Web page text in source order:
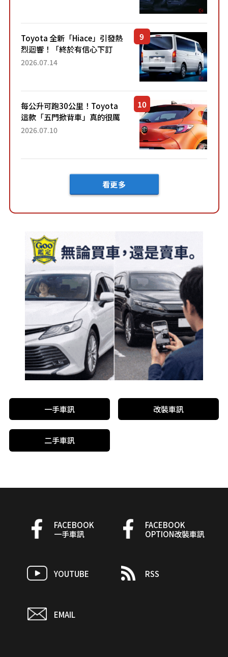
「三...
Toyota 全新「Hiace」引發熱
烈迴響！「終於有信心下訂
了！」「哪個等級交車最
車？...
2026.07.14
每公升可跑30公里！Toyota
這款「五門掀背車」真的很厲
害！ 擁有全長4.3公尺的「剛剛
2026.07.10
看更多
一手車訊 改裝車訊
二手車訊
FACEBOOK
一手車訊
FACEBOOK
OPTION改裝車訊
YOUTUBE RSS
EMAIL